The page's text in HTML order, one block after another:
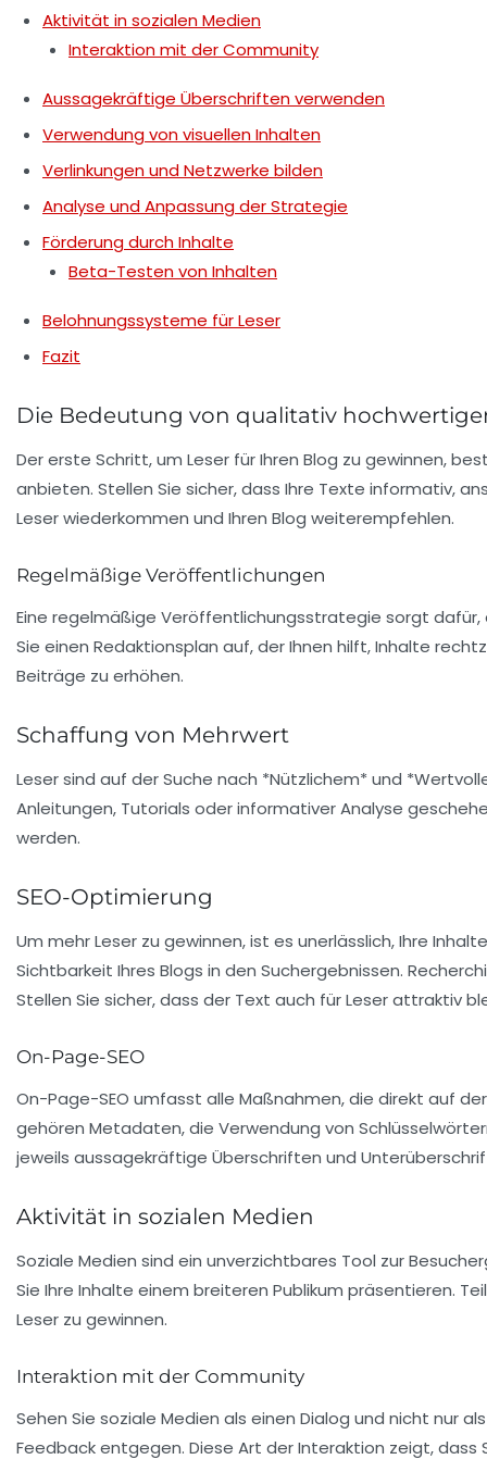
Aktivität in sozialen Medien
Interaktion mit der Community
Aussagekräftige Überschriften verwenden
Verwendung von visuellen Inhalten
Verlinkungen und Netzwerke bilden
Analyse und Anpassung der Strategie
Förderung durch Inhalte
Beta-Testen von Inhalten
Belohnungssysteme für Leser
Fazit
Die Bedeutung von qualitativ
Der erste Schritt, um Leser für Ihren Blog zu gewinnen,
anbieten. Stellen Sie sicher, dass Ihre Texte informativ,
Leser wiederkommen und Ihren Blog weiterempfehlen.
Regelmäßige Veröffentlichungen
Eine regelmäßige Veröffentlichungsstrategie sorgt dafür,
Sie einen Redaktionsplan auf, der Ihnen hilft, Inhalte
Beiträge zu erhöhen.
Schaffung von Mehrwert
Leser sind auf der Suche nach *Nützlichem* und
Anleitungen, Tutorials oder informativer Analyse
werden.
SEO-Optimierung
Um mehr Leser zu gewinnen, ist es unerlässlich, Ihre
Sichtbarkeit Ihres Blogs in den Suchergebnissen.
Stellen Sie sicher, dass der Text auch für Leser attraktiv
On-Page-SEO
On-Page-SEO umfasst alle Maßnahmen, die direkt auf
gehören Metadaten, die Verwendung von
jeweils aussagekräftige Überschriften und
Aktivität in sozialen Medien
Soziale Medien sind ein unverzichtbares Tool zur
Sie Ihre Inhalte einem breiteren Publikum präsentieren.
Leser zu gewinnen.
Interaktion mit der Community
Sehen Sie soziale Medien als einen Dialog und nicht nur
Feedback entgegen. Diese Art der Interaktion zeigt, dass